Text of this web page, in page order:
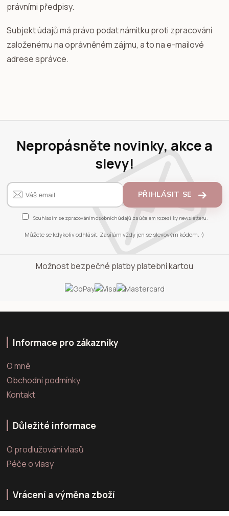
právními předpisy.
Subjekt údajů má právo podat námitku proti zpracování
založenému na oprávněném zájmu, a to na e-mailové
adrese správce.
Nepropásněte novinky, akce a
slevy!
PŘIHLÁSIT SE
Souhlasím se zpracováním osobních údajů za účelem rozesílky newsletteru.
Můžete se kdykoliv odhlásit. Zasílám vždy jen se slevovým kódem. :)
Možnost bezpečné platby platební kartou
Informace pro zákazníky
O mně
Obchodní podmínky
Kontakt
Důležité informace
O prodlužování vlasů
Péče o vlasy
Vrácení a výměna zboží